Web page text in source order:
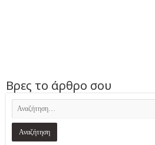
Βρες το άρθρο σου